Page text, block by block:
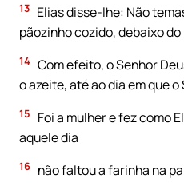
13 Elias disse-lhe: Não
pãozinho cozido, debaixo
14 Com efeito, o Senhor
o azeite, até ao dia em que
15
Foi a mulher e fez como
aquele dia
16 não faltou a farinha na